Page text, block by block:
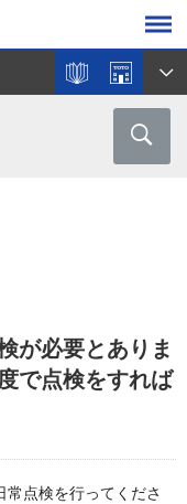
が必要とありま
で点検をすれば
点検を行ってくださ